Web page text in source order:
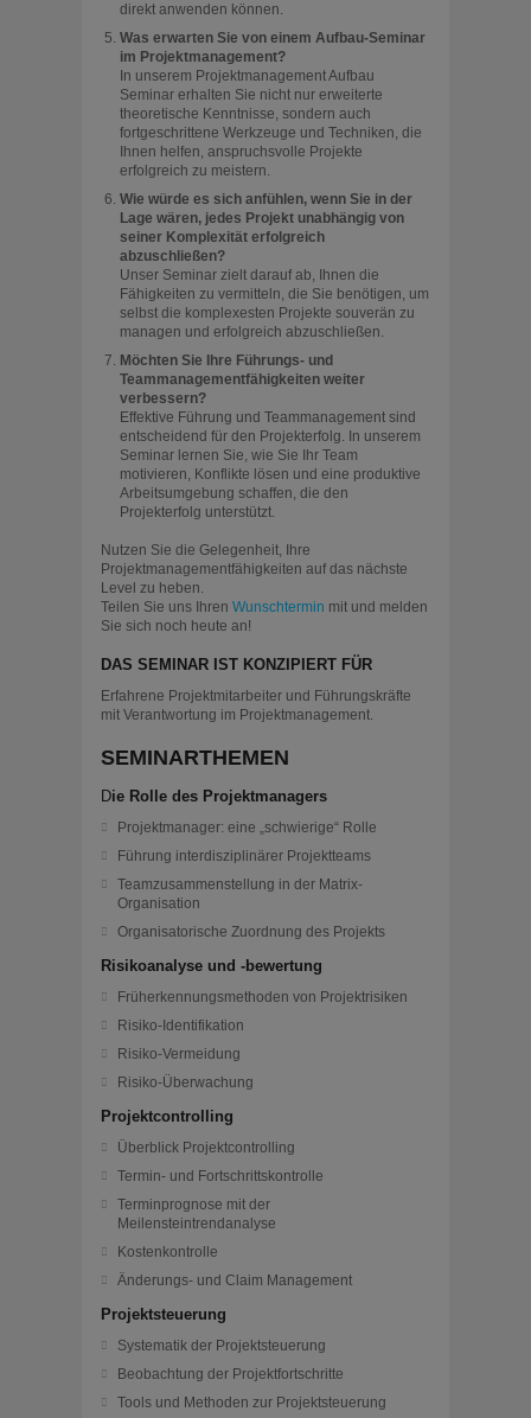
direkt anwenden können.
Was erwarten Sie von einem Aufbau-Seminar
im Projektmanagement?
In unserem Projektmanagement Aufbau
Seminar erhalten Sie nicht nur erweiterte
theoretische Kenntnisse, sondern auch
fortgeschrittene Werkzeuge und Techniken, die
Ihnen helfen, anspruchsvolle Projekte
erfolgreich zu meistern.
Wie würde es sich anfühlen, wenn Sie in der
Lage wären, jedes Projekt unabhängig von
seiner Komplexität erfolgreich
abzuschließen?
Unser Seminar zielt darauf ab, Ihnen die
Fähigkeiten zu vermitteln, die Sie benötigen, um
selbst die komplexesten Projekte souverän zu
managen und erfolgreich abzuschließen.
Möchten Sie Ihre Führungs- und
Teammanagementfähigkeiten weiter
verbessern?
Effektive Führung und Teammanagement sind
entscheidend für den Projekterfolg. In unserem
Seminar lernen Sie, wie Sie Ihr Team
motivieren, Konflikte lösen und eine produktive
Arbeitsumgebung schaffen, die den
Projekterfolg unterstützt.
Nutzen Sie die Gelegenheit, Ihre
Projektmanagementfähigkeiten auf das nächste
Level zu heben.
Teilen Sie uns Ihren Wunschtermin mit und melden
Sie sich noch heute an!
DAS SEMINAR IST KONZIPIERT FÜR
Erfahrene Projektmitarbeiter und Führungskräfte
mit Verantwortung im Projektmanagement.
SEMINARTHEMEN
Die Rolle des Projektmanagers
Projektmanager: eine „schwierige“ Rolle
Führung interdisziplinärer Projektteams
Teamzusammenstellung in der Matrix-
Organisation
Organisatorische Zuordnung des Projekts
Risikoanalyse und -bewertung
Früherkennungsmethoden von Projektrisiken
Risiko-Identifikation
Risiko-Vermeidung
Risiko-Überwachung
Projektcontrolling
Überblick Projektcontrolling
Termin- und Fortschrittskontrolle
Terminprognose mit der
Meilensteintrendanalyse
Kostenkontrolle
Änderungs- und Claim Management
Projektsteuerung
Systematik der Projektsteuerung
Beobachtung der Projektfortschritte
Tools und Methoden zur Projektsteuerung